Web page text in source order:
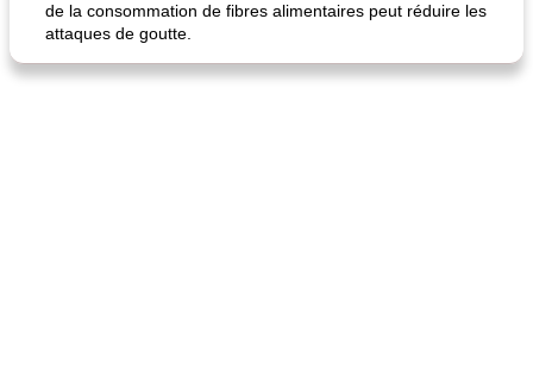
de la consommation de fibres alimentaires peut réduire les
attaques de goutte.